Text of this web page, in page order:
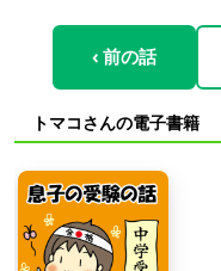
‹ 前の話
トマコさんの電子書籍